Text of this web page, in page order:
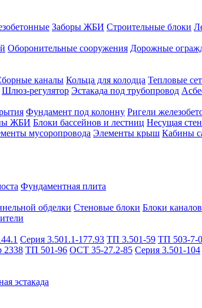
Заборы ЖБИ Строительные блоки
Оборонительные сооружения Дорожные
каналы Кольца для колодца Тепловые
Шлюз-регулятор Эстакада под трубопровод
Фундамент под колонну Ригели
ЖБИ Блоки бассейнов и лестниц Несущая
мусоропровода Элементы крыш Кабины
Фундаментная плита
обделки Стеновые блоки Блоки каналов
Серия 3.501.1-177.93 ТП 3.501-59 ТП 503-7-
ТП 501-96 ОСТ 35-27.2-85 Серия 3.501-104
эстакада